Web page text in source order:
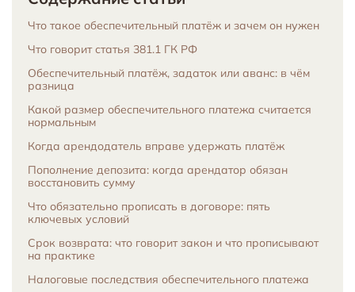
Что такое обеспечительный платёж и зачем он нужен
Что говорит статья 381.1 ГК РФ
Обеспечительный платёж, задаток или аванс: в чём
разница
Какой размер обеспечительного платежа считается
нормальным
Когда арендодатель вправе удержать платёж
Пополнение депозита: когда арендатор обязан
восстановить сумму
Что обязательно прописать в договоре: пять
ключевых условий
Срок возврата: что говорит закон и что прописывают
на практике
Налоговые последствия обеспечительного платежа